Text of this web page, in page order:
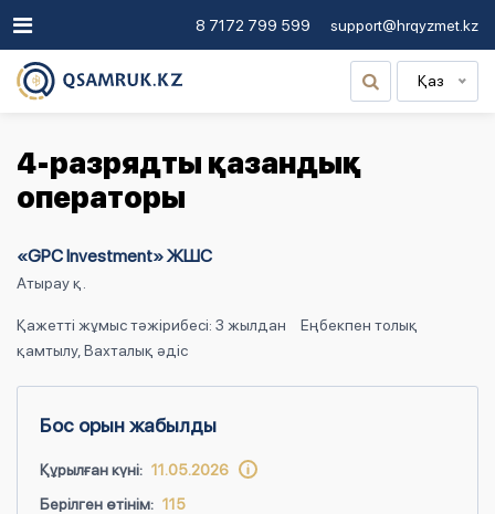
8 7172 799 599 support@hrqyzmet.kz
Қаз
4-разрядты қазандық
операторы
«GPC Investment» ЖШС
Атырау қ.
Қажетті жұмыс тәжірибесі: 3 жылдан
Еңбекпен толық
қамтылу, Вахталық әдіс
Бос орын жабылды
Құрылған күні: 11.05.2026
Берілген өтінім: 115